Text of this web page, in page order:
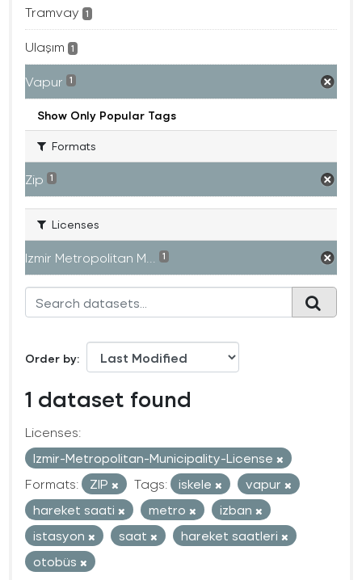
Tramvay 1
Ulaşım 1
Vapur 1
Show Only Popular Tags
Formats
Zip 1
Licenses
Izmir Metropolitan M... 1
Order by
1 dataset found
Licenses:
Izmir-Metropolitan-Municipality-License
Formats:
ZIP Tags: iskele
vapur
hareket saati
metro
izban
istasyon
saat
hareket saatleri
otobüs